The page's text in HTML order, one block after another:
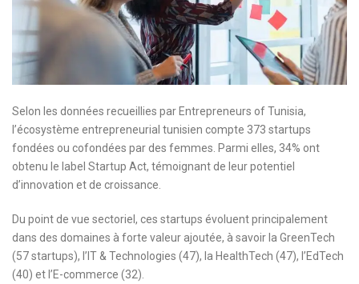
Selon les données recueillies par Entrepreneurs of Tunisia,
l’écosystème entrepreneurial tunisien compte 373 startups
fondées ou cofondées par des femmes. Parmi elles, 34% ont
obtenu le label Startup Act, témoignant de leur potentiel
d’innovation et de croissance.
Du point de vue sectoriel, ces startups évoluent principalement
dans des domaines à forte valeur ajoutée, à savoir la GreenTech
(57 startups), l’IT & Technologies (47), la HealthTech (47), l’EdTech
(40) et l’E-commerce (32).